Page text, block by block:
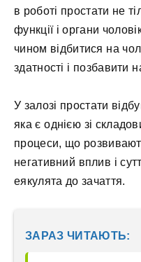
в роботі простати не
функції і органи
чином відбитися на
здатності і позбавити
У залозі простати
яка є однією зі
процеси, що
негативний вплив і
еякулята до зачаття.
ЗАРАЗ ЧИТАЮТЬ: